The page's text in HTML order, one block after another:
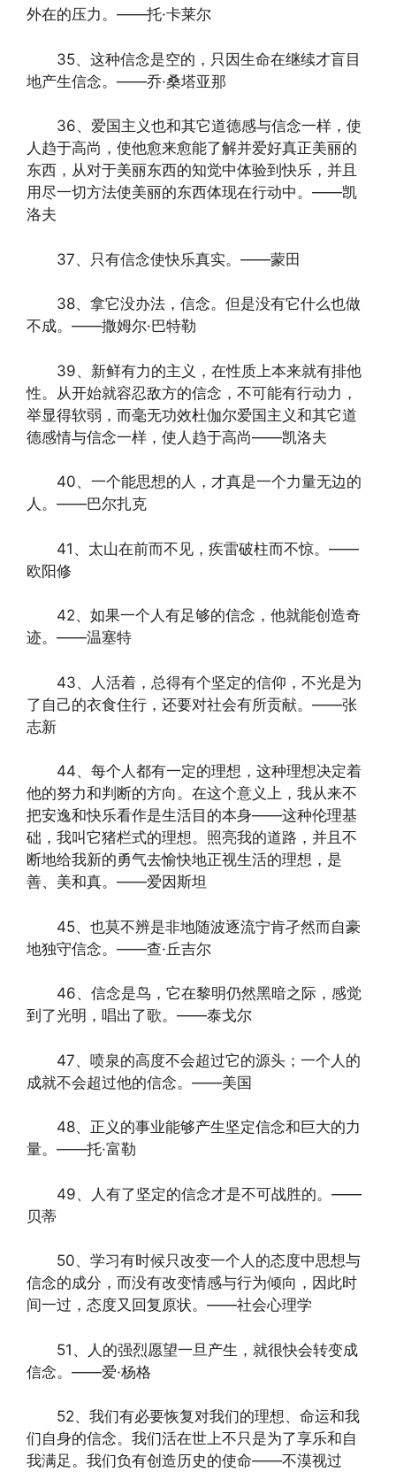
外在的压力。——托·卡莱尔
35、这种信念是空的，只因生命在继续才盲目
地产生信念。——乔·桑塔亚那
36、爱国主义也和其它道德感与信念一样，使
人趋于高尚，使他愈来愈能了解并爱好真正美丽的
东西，从对于美丽东西的知觉中体验到快乐，并且
用尽一切方法使美丽的东西体现在行动中。——凯
洛夫
37、只有信念使快乐真实。——蒙田
38、拿它没办法，信念。但是没有它什么也做
不成。——撒姆尔·巴特勒
39、新鲜有力的主义，在性质上本来就有排他
性。从开始就容忍敌方的信念，不可能有行动力，
举显得软弱，而毫无功效杜伽尔爱国主义和其它道
德感情与信念一样，使人趋于高尚——凯洛夫
40、一个能思想的人，才真是一个力量无边的
人。——巴尔扎克
41、太山在前而不见，疾雷破柱而不惊。——
欧阳修
42、如果一个人有足够的信念，他就能创造奇
迹。——温塞特
43、人活着，总得有个坚定的信仰，不光是为
了自己的衣食住行，还要对社会有所贡献。——张
志新
44、每个人都有一定的理想，这种理想决定着
他的努力和判断的方向。在这个意义上，我从来不
把安逸和快乐看作是生活目的本身——这种伦理基
础，我叫它猪栏式的理想。照亮我的道路，并且不
断地给我新的勇气去愉快地正视生活的理想，是
善、美和真。——爱因斯坦
45、也莫不辨是非地随波逐流宁肯孑然而自豪
地独守信念。——查·丘吉尔
46、信念是鸟，它在黎明仍然黑暗之际，感觉
到了光明，唱出了歌。——泰戈尔
47、喷泉的高度不会超过它的源头；一个人的
成就不会超过他的信念。——美国
48、正义的事业能够产生坚定信念和巨大的力
量。——托·富勒
49、人有了坚定的信念才是不可战胜的。——
贝蒂
50、学习有时候只改变一个人的态度中思想与
信念的成分，而没有改变情感与行为倾向，因此时
间一过，态度又回复原状。——社会心理学
51、人的强烈愿望一旦产生，就很快会转变成
信念。——爱·杨格
52、我们有必要恢复对我们的理想、命运和我
们自身的信念。我们活在世上不只是为了享乐和自
我满足。我们负有创造历史的使命——不漠视过